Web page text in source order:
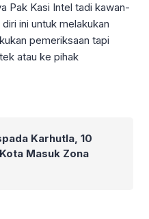
Pak Kasi Intel tadi kawan-
ini untuk melakukan
pemeriksaan tapi
atau ke pihak
Karhutla, 10
Masuk Zona